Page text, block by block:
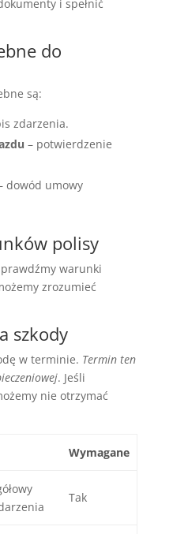
i spełnić
do
są:
zdarzenia.
– potwierdzenie
dowód umowy
polisy
warunki
zrozumieć
szkody
w terminie. Termin ten
. Jeśli
nie otrzymać
Wymagane
Tak